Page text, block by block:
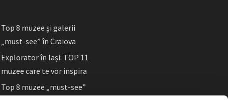
Top 8 muzee și galerii
„must-see” în Craiova
Explorator în Iași: TOP 11
muzee care te vor inspira
Top 8 muzee „must-see”